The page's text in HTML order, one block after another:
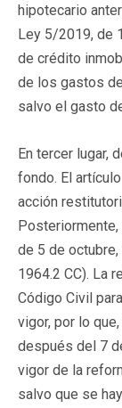
hipotecario
Ley 5/2019, de
de crédito
de los gastos
salvo el gasto
En tercer lugar,
fondo. El
acción
de 5 de
1964.2 CC). La
Código Civil
vigor, por lo
después del 7
vigor de la
salvo que se